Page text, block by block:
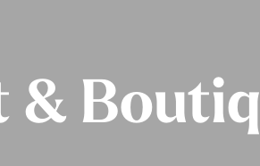
&